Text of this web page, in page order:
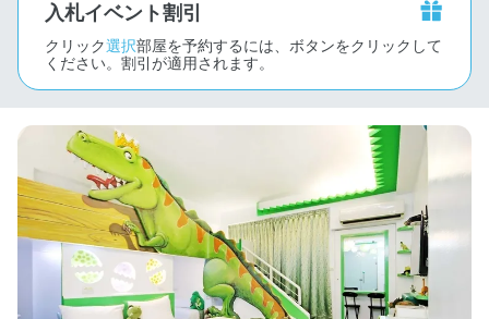
入札イベント割引
クリック選択部屋を予約するには、ボタンをクリックして
ください。割引が適用されます。